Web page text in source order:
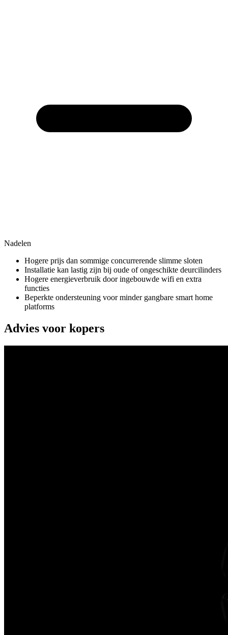
Nadelen
Hogere prijs dan sommige concurrerende slimme sloten
Installatie kan lastig zijn bij oude of ongeschikte deurcilinders
Hogere energieverbruik door ingebouwde wifi en extra
functies
Beperkte ondersteuning voor minder gangbare smart home
platforms
Advies voor kopers